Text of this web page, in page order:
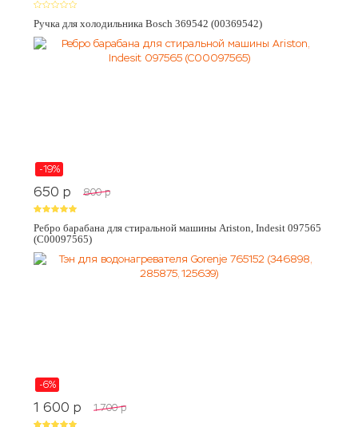
Ручка для холодильника Bosch 369542 (00369542)
-19%
650 p 800 p
Ребро барабана для стиральной машины Ariston, Indesit 097565
(C00097565)
-6%
1 600 p 1 700 p